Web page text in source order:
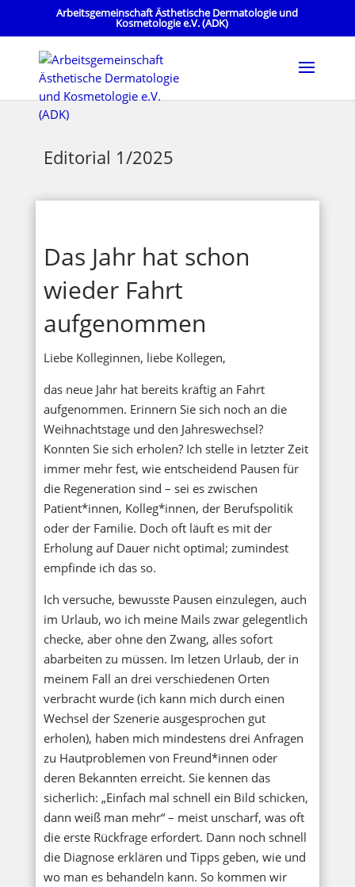
Arbeitsgemeinschaft Ästhetische Dermatologie und
Kosmetologie e.V. (ADK)
Editorial 1/2025
Das Jahr hat schon
wieder Fahrt
aufgenommen
Liebe Kolleginnen, liebe Kollegen,
das neue Jahr hat bereits kräftig an Fahrt
aufgenommen. Erinnern Sie sich noch an die
Weihnachtstage und den Jahreswechsel?
Konnten Sie sich erholen? Ich stelle in letzter Zeit
immer mehr fest, wie entscheidend Pausen für
die Regeneration sind – sei es zwischen
Patient*innen, Kolleg*innen, der Berufspolitik
oder der Familie. Doch oft läuft es mit der
Erholung auf Dauer nicht optimal; zumindest
empfinde ich das so.
Ich versuche, bewusste Pausen einzulegen, auch
im Urlaub, wo ich meine Mails zwar gelegentlich
checke, aber ohne den Zwang, alles sofort
abarbeiten zu müssen. Im letzen Urlaub, der in
meinem Fall an drei verschiedenen Orten
verbracht wurde (ich kann mich durch einen
Wechsel der Szenerie ausgesprochen gut
erholen), haben mich mindestens drei Anfragen
zu Hautproblemen von Freund*innen oder
deren Bekannten erreicht. Sie kennen das
sicherlich: „Einfach mal schnell ein Bild schicken,
dann weiß man mehr“ – meist unscharf, was oft
die erste Rückfrage erfordert. Dann noch schnell
die Diagnose erklären und Tipps geben, wie und
wo man es behandeln kann. So kommen wir